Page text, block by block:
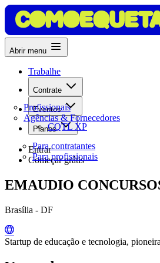
Abrir menu
Trabalhe
Contrate
Profissionais
Agências & Fornecedores
Eventos
CQTL XP
Planos
Para contratantes
Para profissionais
Entrar
Começar grátis
EMAUDIO
Brasília - DF
Startup de educação e tecnologia,